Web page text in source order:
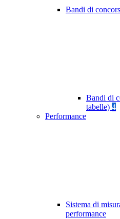
Bandi di
Bandi di
tabelle) 4
Performance
Sistema di
performance